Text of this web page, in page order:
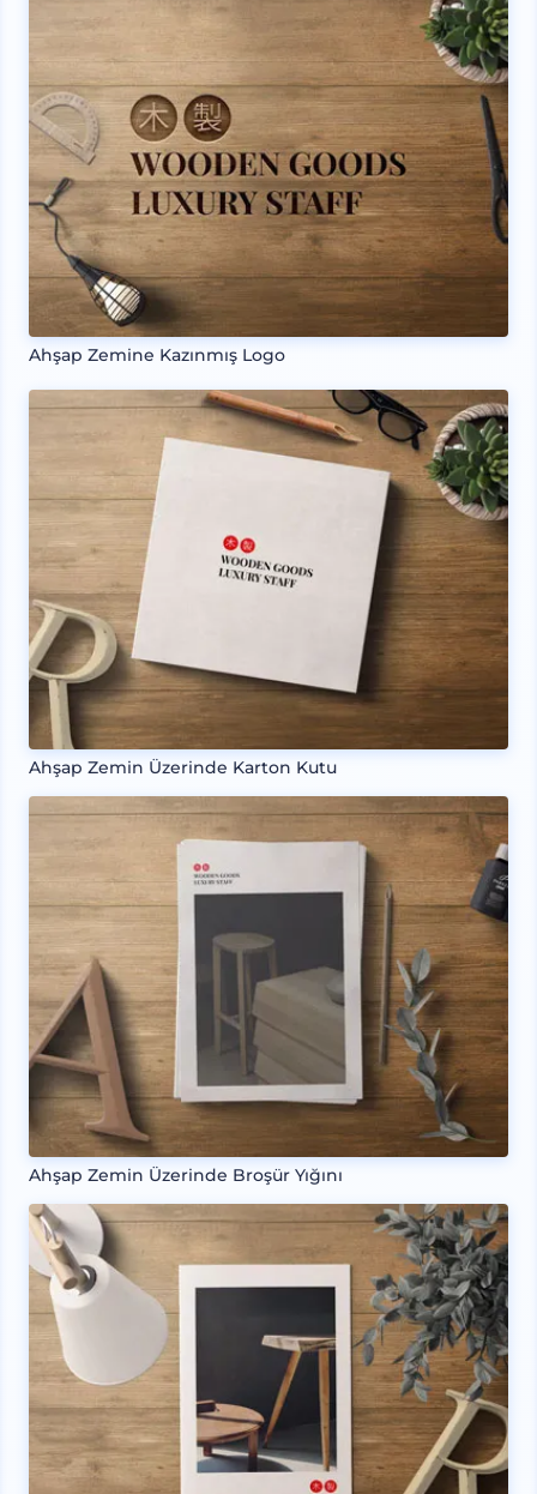
Ahşap Zemine Kazınmış Logo
Ahşap Zemin Üzerinde Karton Kutu
Ahşap Zemin Üzerinde Broşür Yığını